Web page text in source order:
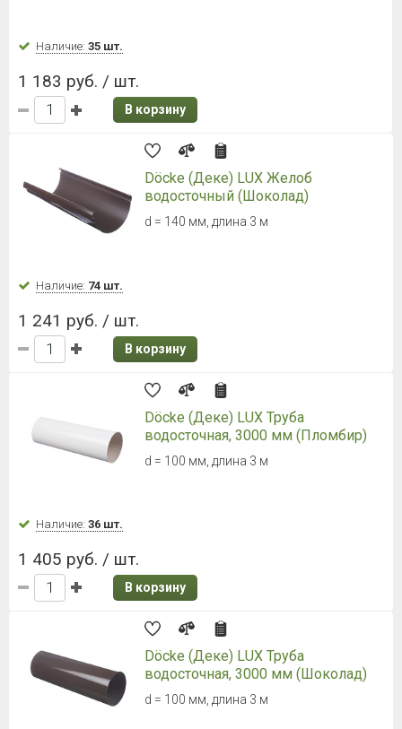
Наличие: 35 шт.
1 183 руб. / шт.
В корзину
Döcke (Деке) LUX Желоб
водосточный (Шоколад)
d = 140 мм, длина 3 м
Наличие: 74 шт.
1 241 руб. / шт.
В корзину
Döcke (Деке) LUX Труба
водосточная, 3000 мм (Пломбир)
d = 100 мм, длина 3 м
Наличие: 36 шт.
1 405 руб. / шт.
В корзину
Döcke (Деке) LUX Труба
водосточная, 3000 мм (Шоколад)
d = 100 мм, длина 3 м